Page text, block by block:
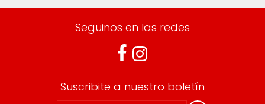
Seguinos en las redes
Suscribite a nuestro boletín